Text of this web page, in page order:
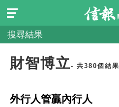
搜尋結果
財智博立- 共380個結果
外行人管贏內行人